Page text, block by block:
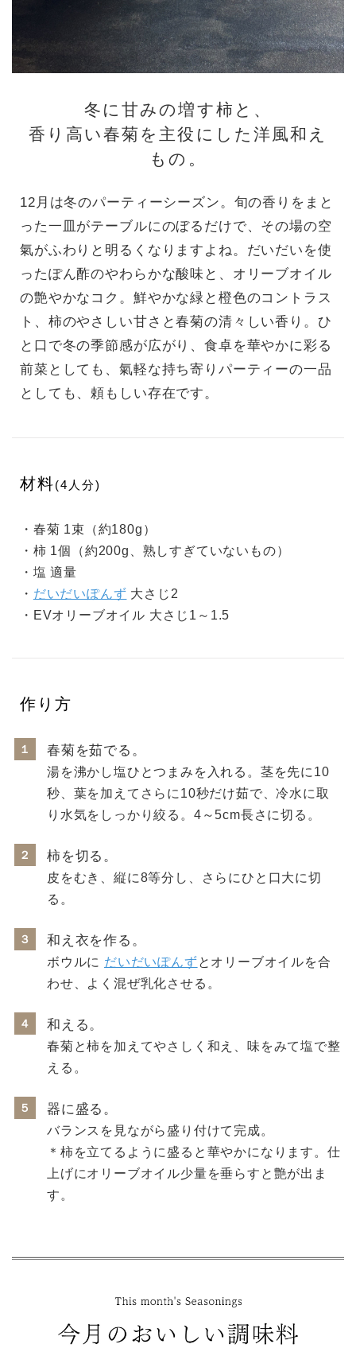
冬に甘みの増す柿と、
香り高い春菊を主役にした洋風和え
もの。
12月は冬のパーティーシーズン。旬の香りをまと
った一皿がテーブルにのぼるだけで、その場の空
氣がふわりと明るくなりますよね。だいだいを使
ったぽん酢のやわらかな酸味と、オリーブオイル
の艶やかなコク。鮮やかな緑と橙色のコントラス
ト、柿のやさしい甘さと春菊の清々しい香り。ひ
と口で冬の季節感が広がり、食卓を華やかに彩る
前菜としても、氣軽な持ち寄りパーティーの一品
としても、頼もしい存在です。
材料(4人分)
・春菊 1束（約180g）
・柿 1個（約200g、熟しすぎていないもの）
・塩 適量
・ だいだいぽんず 大さじ2
・EVオリーブオイル 大さじ1～1.5
作り方
１ 春菊を茹でる。
湯を沸かし塩ひとつまみを入れる。茎を先に10
秒、葉を加えてさらに10秒だけ茹で、冷水に取
り水気をしっかり絞る。4～5cm長さに切る。
２ 柿を切る。
皮をむき、縦に8等分し、さらにひと口大に切
る。
３ 和え衣を作る。
ボウルに だいだいぽんずとオリーブオイルを合
わせ、よく混ぜ乳化させる。
４ 和える。
春菊と柿を加えてやさしく和え、味をみて塩で整
える。
５ 器に盛る。
バランスを見ながら盛り付けて完成。
＊柿を立てるように盛ると華やかになります。仕
上げにオリーブオイル少量を垂らすと艶が出ま
す。